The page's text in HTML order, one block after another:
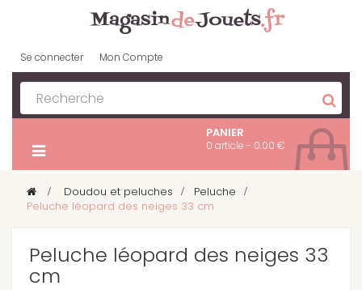
Se connecter Mon Compte
PANIER
0 article - 0.00 €
> Doudou et peluches > Peluche >
Peluche léopard des neiges 33 cm
Peluche léopard des neiges 33
cm